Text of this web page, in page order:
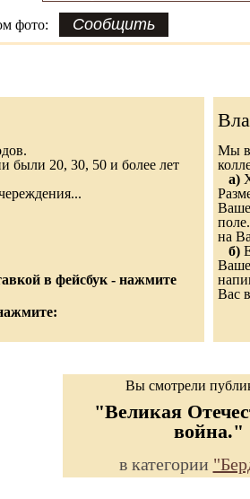
фото:
были 20, 30, 50 и более лет
в фейсбук - нажмите
Мы
а)
на
б)
Вас
Вы смотрели
"Великая
война."
в категории